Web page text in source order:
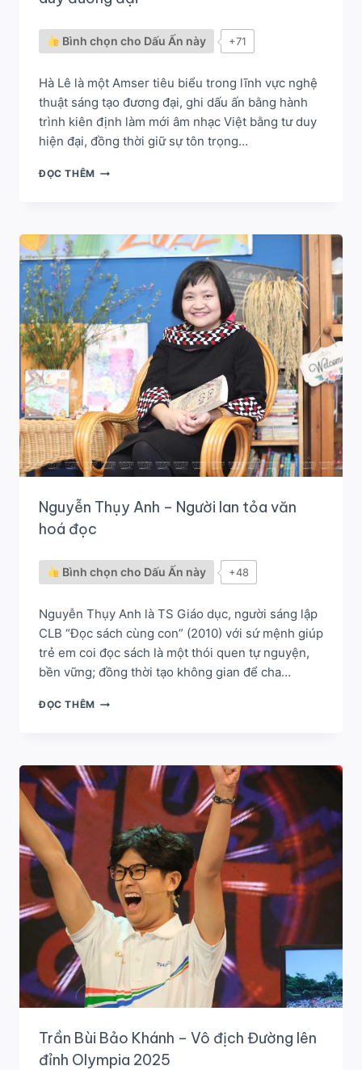
GIỚI
Bình chọn cho Dấu Ấn này +71
Hà Lê là một Amser tiêu biểu trong lĩnh vực nghệ
thuật sáng tạo đương đại, ghi dấu ấn bằng hành
trình kiên định làm mới âm nhạc Việt bằng tư duy
hiện đại, đồng thời giữ sự tôn trọng…
ĐỌC THÊMHÀ
MỚI
ÂM
NHẠC
VIỆT
BẰNG
TƯ
DUY
ĐƯƠNG
ĐẠI
Nguyễn Thụy Anh – Người lan tỏa văn
hoá đọc
Bình chọn cho Dấu Ấn này +48
Nguyễn Thụy Anh là TS Giáo dục, người sáng lập
CLB “Đọc sách cùng con” (2010) với sứ mệnh giúp
trẻ em coi đọc sách là một thói quen tự nguyện,
bền vững; đồng thời tạo không gian để cha…
ĐỌC THÊMNGUYỄN
NGƯỜI
LAN
TỎA
VĂN
HOÁ
ĐỌC
Trần Bùi Bảo Khánh – Vô địch Đường lên
đỉnh Olympia 2025